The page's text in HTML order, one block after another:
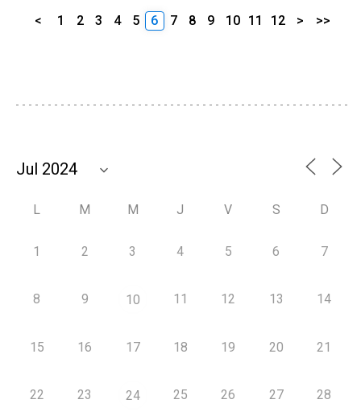
< 1 2 3 4 5 6 7 8 9 10 11 12 > >>
L M M J V S D
1 2 3 4 5 6 7
8 9 10 11 12 13 14
15 16 17 18 19 20 21
22 23 24 25 26 27 28